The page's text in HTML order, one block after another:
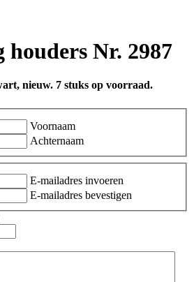
Nr. 2987
nieuw. 7 stuks op voorraad.
Voornaam
Achternaam
E-mailadres invoeren
E-mailadres bevestigen